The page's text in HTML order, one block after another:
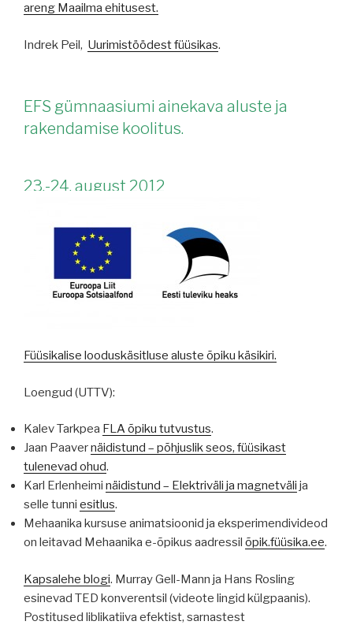
areng Maailma ehitusest.
Indrek Peil, Uurimistöödest füüsikas.
EFS gümnaasiumi ainekava aluste ja
rakendamise koolitus.
23.-24. august 2012
Füüsikalise looduskäsitluse aluste õpiku käsikiri.
Loengud (UTTV):
Kalev Tarkpea FLA õpiku tutvustus.
Jaan Paavernäidistund – põhjuslik seos, füüsikast
tulenevad ohud.
Karl Erlenheimi näidistund – Elektriväli ja magnetväli ja
selle tunni esitlus.
Mehaanika kursuse animatsioonid ja eksperimendivideod
on leitavad Mehaanika e-õpikus aadressil õpik.füüsika.ee.
Kapsalehe blogi. Murray Gell-Mann ja Hans Rosling
esinevad TED konverentsil (videote lingid külgpaanis).
Postitused liblikatiiva efektist, sarnastest